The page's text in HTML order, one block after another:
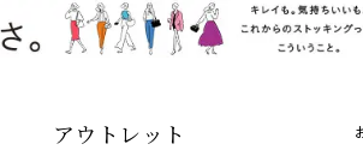
アウトレット